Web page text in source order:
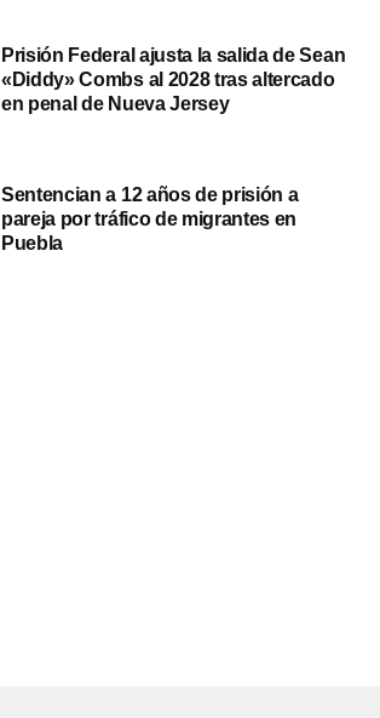
Prisión Federal ajusta la salida de Sean
«Diddy» Combs al 2028 tras altercado
en penal de Nueva Jersey
Sentencian a 12 años de prisión a
pareja por tráfico de migrantes en
Puebla